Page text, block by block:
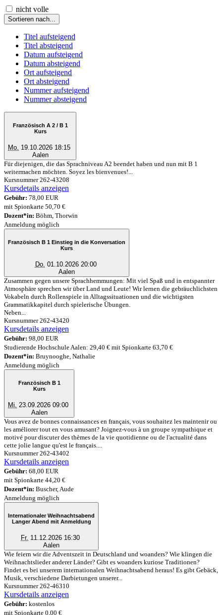
nicht volle
Sortieren nach...
Titel aufsteigend
Titel absteigend
Datum aufsteigend
Datum absteigend
Ort aufsteigend
Ort absteigend
Nummer aufsteigend
Nummer absteigend
Französisch A 2 / B 1
Kurs
Mo. 19.10.2026 18:15
Aalen
Für diejenigen, die das Sprachniveau A2 beendet haben und nun mit B 1
weitermachen möchten. Soyez les bienvenues!...
Kursnummer 262-43208
Kursdetails anzeigen
Gebühr: 78,00 EUR
mit Spionkarte 50,70 €
Dozent*in: Böhm, Thorwin
Anmeldung möglich
Französisch B 1 Einstieg in die Konversation
Kurs
Do. 01.10.2026 20:00
Aalen
Zusammen gegen unsere Sprachhemmungen: Mit viel Spaß und in entspannter
Atmosphäre sprechen wir über Land und Leute! Wir lernen die gebräuchlichsten
Vokabeln durch Rollenspiele in Alltagssituationen und die wichtigsten
Grammatikkapitel durch spielerische Übungen.
Neben...
Kursnummer 262-43420
Kursdetails anzeigen
Gebühr: 98,00 EUR
Studierende Hochschule Aalen: 29,40 € mit Spionkarte 63,70 €
Dozent*in: Bruynooghe, Nathalie
Anmeldung möglich
Französisch B 1
Kurs
Mi.
23.09.2026 09:00
Aalen
Vous avez de bonnes connaissances en français, vous souhaitez les maintenir ou
les améliorer tout en vous amusant? Joignez-vous à un groupe sympathique et
motivé pour discuter des thèmes de la vie quotidienne ou de l'actualité dans
cette jolie langue qu'est le français....
Kursnummer 262-43402
Kursdetails anzeigen
Gebühr: 68,00 EUR
mit Spionkarte 44,20 €
Dozent*in: Buscher, Aude
Anmeldung möglich
Internationaler Weihnachtsabend
Langer Abend mit Anmeldung
Fr. 11.12.2026 16:30
Aalen
Wie feiern wir die Adventszeit in Deutschland und woanders? Wie klingen die
Weihnachtslieder anderer Länder? Gibt es woanders kuriose Traditionen?
Findet es bei unserem internationalen Weihnachtsabend heraus! Es gibt Gebäck,
Musik, verschiedene Darbietungen unserer...
Kursnummer 262-46310
Kursdetails anzeigen
Gebühr: kostenlos
mit Spionkarte 0,00 €